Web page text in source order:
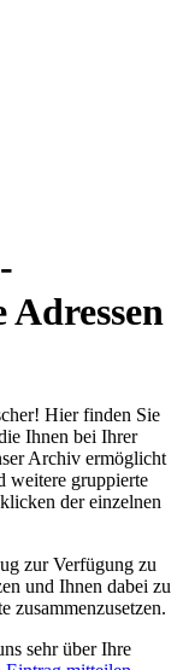
Hier finden Sie
Ihnen bei Ihrer
Archiv ermöglicht
weitere gruppierte
der einzelnen
zur Verfügung zu
und Ihnen dabei zu
zusammenzusetzen.
sehr über Ihre